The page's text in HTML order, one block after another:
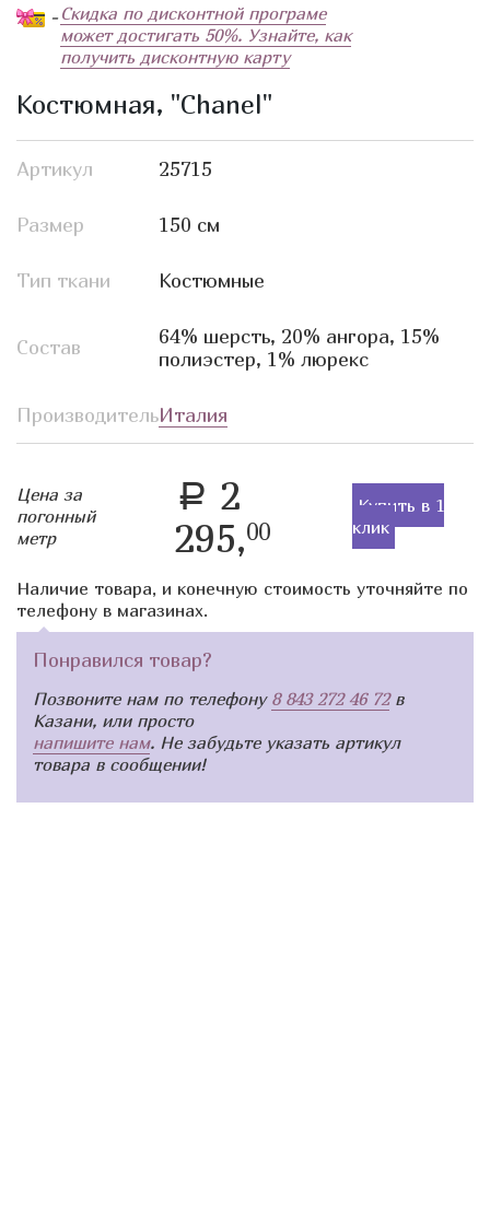
- Скидка по дисконтной програме
может достигать 50%. Узнайте, как
получить дисконтную карту
Костюмная, "Chanel"
Артикул 25715
Размер 150 см
Тип ткани Костюмные
Состав
64% шерсть, 20% ангора, 15%
полиэстер, 1% люрекс
ПроизводительИталия
Цена за
погонный
метр
a
2
295,00
Купить в 1
клик
Наличие товара, и конечную стоимость уточняйте по
телефону в магазинах.
Понравился товар?
Позвоните нам по телефону 8 843 272 46 72в
Казани, или просто
напишите нам. Не забудьте указать артикул
товара в сообщении!